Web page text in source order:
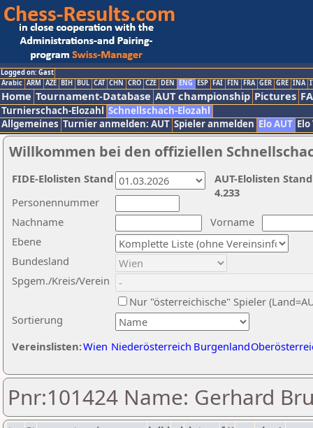
Logged on: Gast
Arabic ARM AZE BIH BUL CAT CHN CRO CZE DEN ENG ESP FAI FIN FRA GER GRE INA
Home Tournament-Database AUT championship Pictures
Turnierschach-Elozahl Schnellschach-Elozahl
Allgemeines Turnier anmelden: AUT Spieler anmelden Elo AUT
Willkommen bei den offiziellen
Nachname
Vorname
Ebene
Sortierung
Personennummer
Bundesland
Spgem./Kreis/Verein
Nur "österreichische" Spieler
Vereinslisten:Wien Niederösterreich Burgenland
AUT-Elolisten
4.233
FIDE-Elolisten Stand
Pnr:101424 Name: Gerhard